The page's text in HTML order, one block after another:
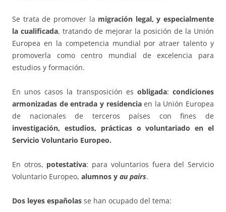
Se trata de promover la migración legal, y especialmente
la cualificada, tratando de mejorar la posición de la Unión
Europea en la competencia mundial por atraer talento y
promoverla como centro mundial de excelencia para
estudios y formación.
En unos casos la transposición es obligada:condiciones
armonizadas de entrada y residenciaen la Unión Europea
de nacionales de terceros países con fines de
investigación, estudios, prácticas o voluntariado en el
Servicio Voluntario Europeo.
En otros, potestativa: para voluntarios fuera del Servicio
Voluntario Europeo, alumnos y au pairs.
Dos leyes españolas se han ocupado del tema: